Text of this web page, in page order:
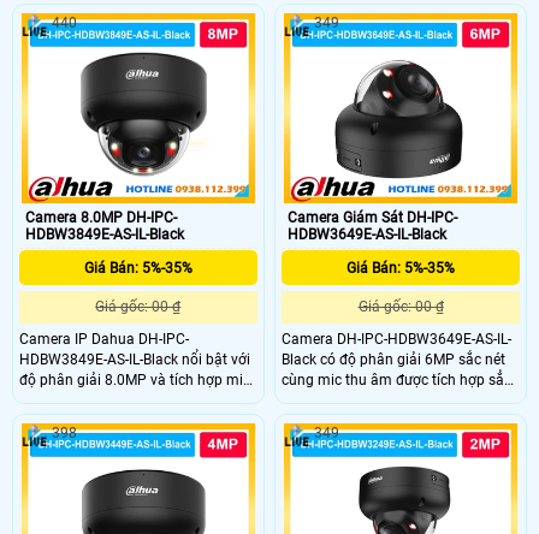
giám sát ổn định. Với độ bền vượt
trợi của dòng camera dome ip
dahua nhờ tích hợp chóng nước
IP67 và chống va đập IK10 camera
siêu bền trong mọi điều kiện thời tiết
hợp chuẩn nén H.265+ giúp tiết
kiệm dung lượng. Ống kính 3.6mm
tục cả ngày lẫn đêm với hiệu quả
cao.
Camera 8.0MP DH-IPC-
HDBW3849E-AS-IL-Black
Giá Bán: 5%-35%
Giá gốc: 00 ₫
Camera IP Dahua DH-IPC-
HDBW3849E-AS-IL-Black nổi bật với
độ phân giải 8.0MP và tích hợp mic
ghi âm giúp ghi hình kèm âm thanh
rỏ ràng. Camera có khả năng chống
nước cao IP67 và chống va đập lên
đến IK10 mang lại độ bền vượt trội
cho dòng camera này.
440
Camera Giám Sát DH-IPC-
HDBW3649E-AS-IL-Black
Giá Bán: 5%-35%
Giá gốc: 00 ₫
Camera DH-IPC-HDBW3649E-AS-IL-
Black có độ phân giải 6MP sắc nét
cùng mic thu âm được tích hợp sẳn
trong camera cho hình ảnh chi tiết
cả ngày lẫn đêm. Công nghệ WDR
120dB cân bằng ánh sáng hiệu quả
kết hợp Smart Dual Light giúp quan
sát có màu ban đêm.
349
398 349